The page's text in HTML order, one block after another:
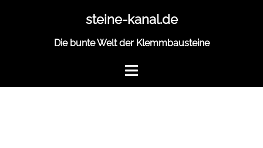
steine-kanal.de
Die bunte Welt der Klemmbausteine